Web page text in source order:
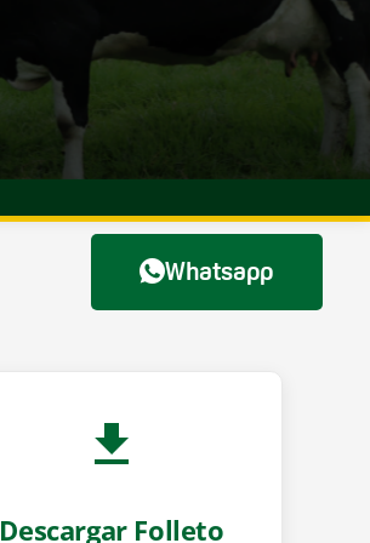
Whatsapp
Descargar Folleto